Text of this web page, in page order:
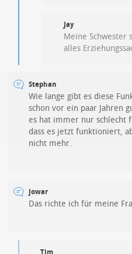
Jay
Meine Schwester
alles
Stephan
Wie lange gibt es diese
schon vor ein paar Jahren
es hat immer nur schlecht
dass es jetzt funktioniert,
nicht mehr.
jowar
Das richte ich für meine
Tim